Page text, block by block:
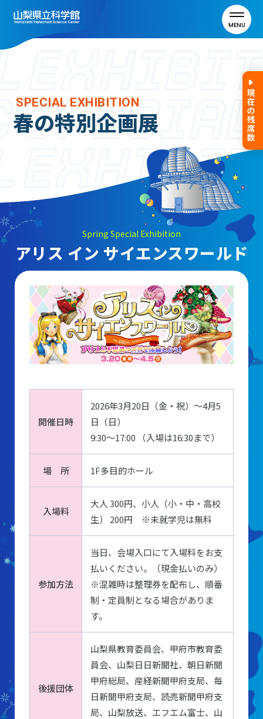
MENU
利用案内
山梨県立科学館について
団体予約受付
2026年度の利用はこちら
施設案内
天体観測室
展望テラス・円形広場
スペースシアター
実験工作室
ミュージアムショップ
レストラン
マルチメディアコーナー
サイエンスショーブース
多目的ホール
SPECIAL EXHIBITION
春の特別企画展
Spring Special Exhibition
アリス イン サイエンスワールド
開催日時
2026年3月20日（金・祝）～4月5
日（日）
9:30～17:00 （入場は16:30まで）
場 所 1F多目的ホール
入場料
大人 300円、小人（小・中・高校
生） 200円 ※未就学児は無料
参加方法
当日、会場入口にて入場料をお支
払いください。（現金払いのみ）
※混雑時は整理券を配布し、順番
制・定員制となる場合がありま
す。
後援団体
山梨県教育委員会、甲府市教育委
員会、山梨日日新聞社、朝日新聞
甲府総局、産経新聞甲府支局、毎
日新聞甲府支局、読売新聞甲府支
局、山梨放送、エフエム富士、山